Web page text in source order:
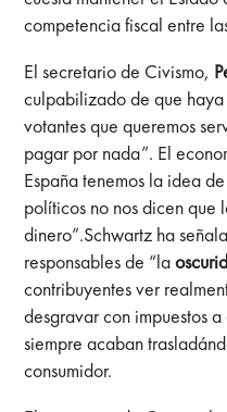
competencia fiscal entre
El secretario de Civismo,
culpabilizado de que haya
votantes que queremos
pagar por nada”. El
España tenemos la idea
políticos no nos dicen que
dinero”.Schwartz ha
responsables de “la
contribuyentes ver
desgravar con impuestos
siempre acaban
consumidor.